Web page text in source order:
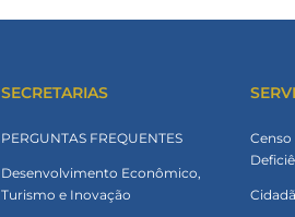
SECRETARIAS
PERGUNTAS FREQUENTES
Desenvolvimento Econômico,
Turismo e Inovação